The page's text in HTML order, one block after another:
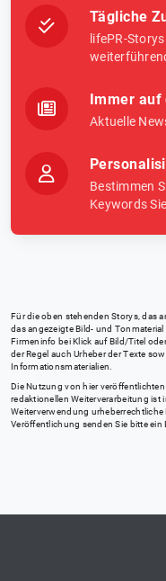
Tägliche
lifePR-
Immer auf
Aktuelle
Bestimmen
Keywords
Für die oben stehenden Storys, das
das angezeigte Bild- und
Firmeninfo bei Klick auf Bild/Titel
der Regel auch Urheber der Texte
Informationsmaterialien.
Die Nutzung von hier
redaktionellen Weiterverarbeitung ist
Weiterverwendung
Veröffentlichung senden Sie bitte ein